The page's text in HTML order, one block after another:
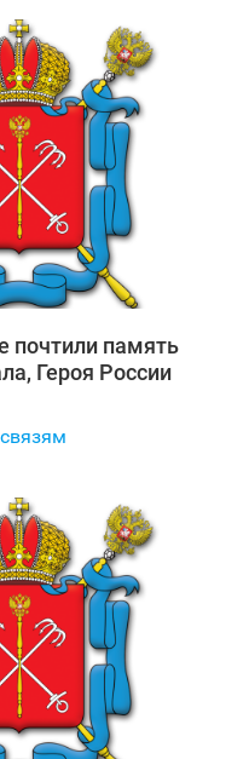
почтили память
Героя России